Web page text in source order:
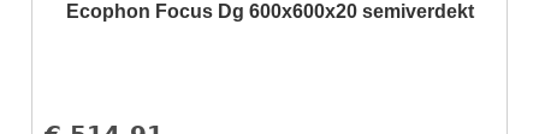
Ecophon Focus Dg 600x600x20 semiverdekt